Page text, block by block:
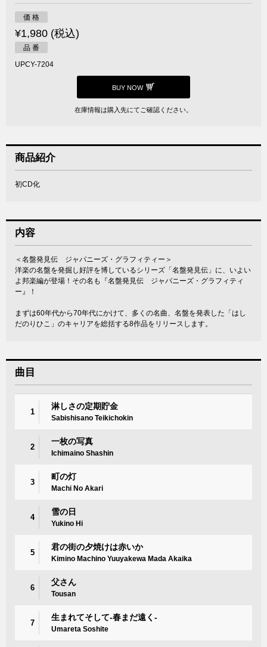
価 格
¥1,980 (税込)
品 番
UPCY-7204
BUY NOW
在庫情報は購入先にてご確認ください。
商品紹介
初CD化
内容
＜名盤発見伝 ジャパニーズ・グラフィティー＞
洋楽の名盤を発掘し好評を博しているシリーズ「名盤発見伝」に、いよい
よ邦楽編が登場！その名も『名盤発見伝 ジャパニーズ・グラフィティ
ー』！
まずは60年代から70年代にかけて、多くの名曲、名盤を発表した「はし
だのりひこ」のキャリアを総括する8作品をリリースします。
曲目
1
淋しさの定期貯金
Sabishisano Teikichokin
2
一枚の写真
Ichimaino Shashin
3
町の灯
Machi No Akari
4
雪の日
Yukino Hi
5
君の街の夕焼けは赤いか
Kimino Machino Yuuyakewa Mada Akaika
6
父さん
Tousan
7
生まれてそして-春まだ遠く-
Umareta Soshite